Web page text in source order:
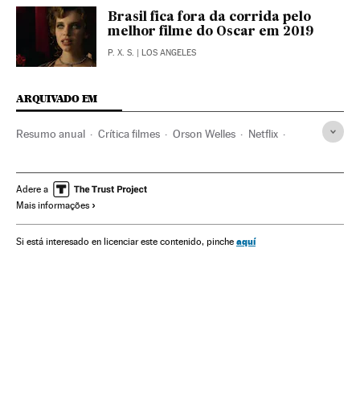
Brasil fica fora da corrida pelo
melhor filme do Oscar em 2019
P. X. S. | LOS ANGELES
ARQUIVADO EM
Resumo anual Crítica filmes Orson Welles Netflix
Meios comunicação Cultura
Adere a
Mais informações
Si está interesado en licenciar este contenido, pinche aquí